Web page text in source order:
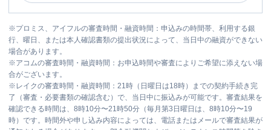
※プロミス、アイフルの審査時間・融資時間：申込みの時間帯、利用する銀
行、曜日、または本人確認書類の提出状況によって、当日中の融資ができない
場合があります。
※アコムの審査時間・融資時間：お申込時間や審査によりご希望に添えない場
合がございます。
※ レイクの審査時間・融資時間：21時（日曜日は18時）までの契約手続き完
了（審査・必要書類の確認含む）で、当日中に振込みが可能です。審査結果を
確認できる時間は、8時10分〜21時50分（毎月第3日曜日は、8時10分〜19
時）です。時間外や申し込み内容によっては、電話またはメールで審査結果が